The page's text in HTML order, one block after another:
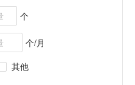
个
个/月
其他